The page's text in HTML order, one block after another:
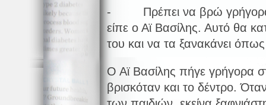
- Πρέπει να βρώ γρήγορα
είπε ο Αϊ Βασίλης. Αυτό θα
του και να τα ξανακάνει
Ο Αϊ Βασίλης πήγε γρήγορα
βρισκόταν και το δέντρο.